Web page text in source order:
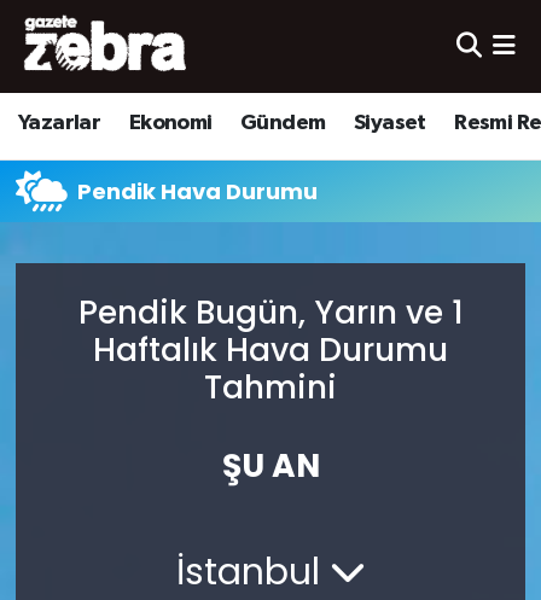
Yazarlar Ekonomi Gündem Siyaset Resmi
Pendik Hava Durumu
Pendik Bugün, Yarın ve 1
Haftalık Hava Durumu
Tahmini
ŞU AN
İstanbul
Yazarlar
Ekonomi
Kültür-Sanat
Spor
Nöbetçi Eczaneler
Hava Durumu
Trafik Durumu
Tüm Manşetler
Son Dakika Haberleri